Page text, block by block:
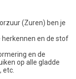
(Zuren) ben je
herkennen en de stof
en de
op alle gladde
etc.